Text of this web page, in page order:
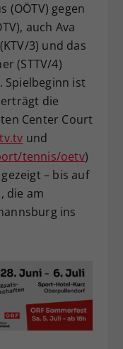
(OÖTV) gegen
auch Ava
3) und das
(STTV/4)
ist
die
Center Court
und
tennis/oetv)
– bis auf
die am
ins